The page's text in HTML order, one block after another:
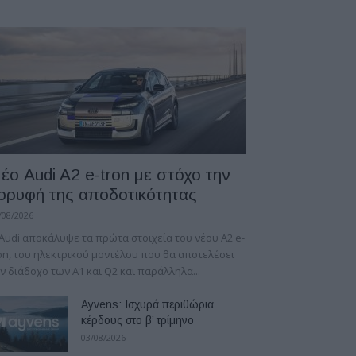
Audi A2 e-tron με στόχο την
της αποδοτικότητας
2026
αποκάλυψε τα πρώτα στοιχεία του νέου A2 e-
του ηλεκτρικού μοντέλου που θα αποτελέσει
διάδοχο των A1 και Q2 και παράλληλα...
Ayvens: Iσχυρά περιθώρια
κέρδους στο β’ τρίμηνο
03/08/2026